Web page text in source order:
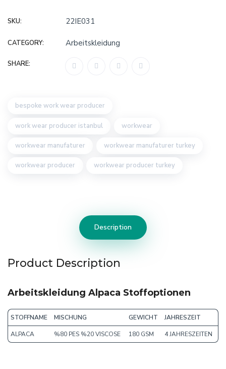
SKU: 22IE031
CATEGORY: Arbeitskleidung
SHARE:
bespoke work wear producer
work wear producer istanbul workwear
workwear manufaturer workwear manufaturer turkey
workwear producer workwear producer turkey
Description
Product Description
Arbeitskleidung Alpaca Stoffoptionen
STOFFNAME MISCHUNG GEWICHT JAHRESZEIT
ALPACA %80 PES %20 VISCOSE 180 GSM 4 JAHRESZEITEN